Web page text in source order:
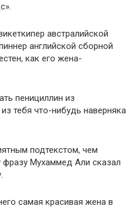
австралийской
английской сборной
как его жена-
пенициллин из
тебя что-нибудь наверняка
подтекстом, чем
фразу Мухаммед Али сказал
самая красивая жена в